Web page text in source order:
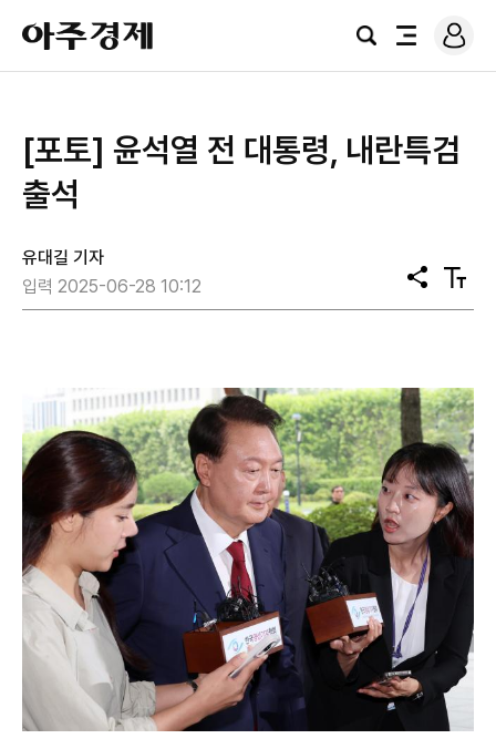
아
주
경
검
전
로
그
[포토] 윤석열 전 대통령, 내란특검
출석
유대길 기자
입력 2025-06-28 10:12
공
유
텍
스